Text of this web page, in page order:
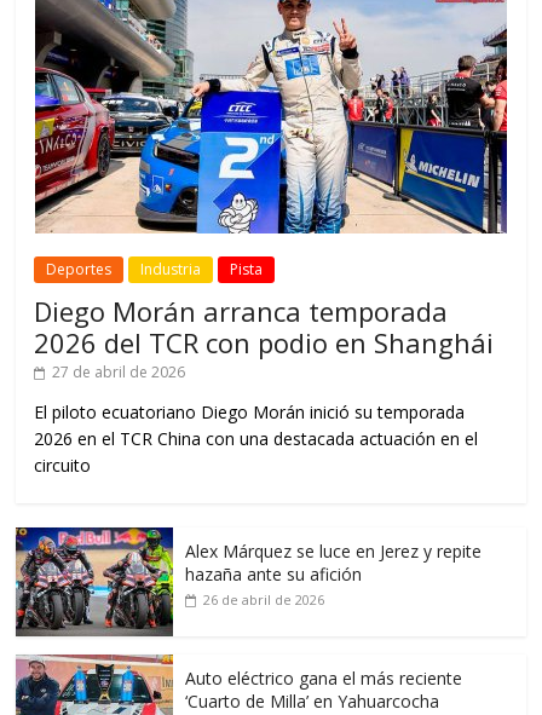
Deportes Industria Pista
Diego Morán arranca temporada
2026 del TCR con podio en Shanghái
27 de abril de 2026
El piloto ecuatoriano Diego Morán inició su temporada
2026 en el TCR China con una destacada actuación en el
circuito
Alex Márquez se luce en Jerez y repite
hazaña ante su afición
26 de abril de 2026
Auto eléctrico gana el más reciente
‘Cuarto de Milla’ en Yahuarcocha